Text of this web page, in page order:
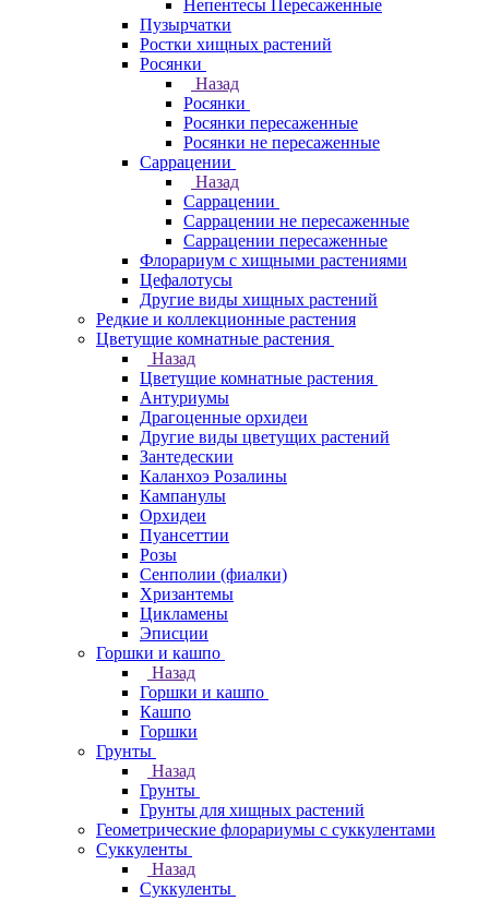
Непентесы Пересаженные
Пузырчатки
Ростки хищных растений
Росянки
Назад
Росянки
Росянки пересаженные
Росянки не пересаженные
Саррацении
Назад
Саррацении
Саррацении не пересаженные
Саррацении пересаженные
Флорариум с хищными растениями
Цефалотусы
Другие виды хищных растений
Редкие и коллекционные растения
Цветущие комнатные растения
Назад
Цветущие комнатные растения
Антуриумы
Драгоценные орхидеи
Другие виды цветущих растений
Зантедескии
Каланхоэ Розалины
Кампанулы
Орхидеи
Пуансеттии
Розы
Сенполии (фиалки)
Хризантемы
Цикламены
Эписции
Горшки и кашпо
Назад
Горшки и кашпо
Кашпо
Горшки
Грунты
Назад
Грунты
Грунты для хищных растений
Геометрические флорариумы с суккулентами
Суккуленты
Назад
Суккуленты